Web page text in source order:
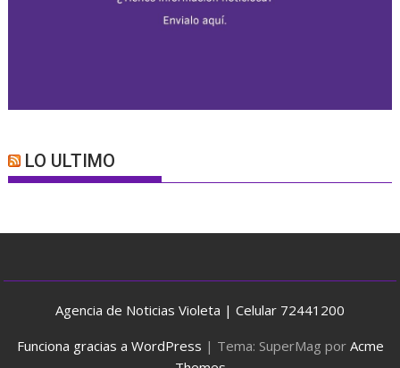
LO ULTIMO
Agencia de Noticias Violeta | Celular 72441200
Funciona gracias a WordPress | Tema: SuperMag por Acme